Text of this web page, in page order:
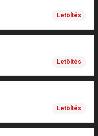
Letöltés
Letöltés
Letöltés